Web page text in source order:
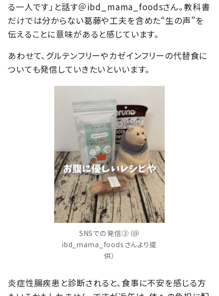
る一人です」と話す＠ibd_mama_foodsさん。教科書
だけでは分からない葛藤や工夫を含めた“生の声”を
伝えることに意味があると感じています。
あわせて、グルテンフリーやカゼインフリーの代替食に
ついても発信していきたいといいます。
SNSでの発信②（＠
ibd_mama_foodsさんより提
供）
炎症性腸疾患と診断されると、食事に不安を感じる方